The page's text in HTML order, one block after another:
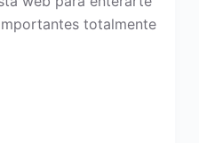
totalmente